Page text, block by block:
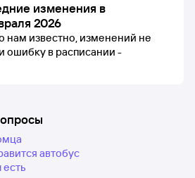
изменения в
2026
нам известно, изменений не
ошибку в расписании -
автобус